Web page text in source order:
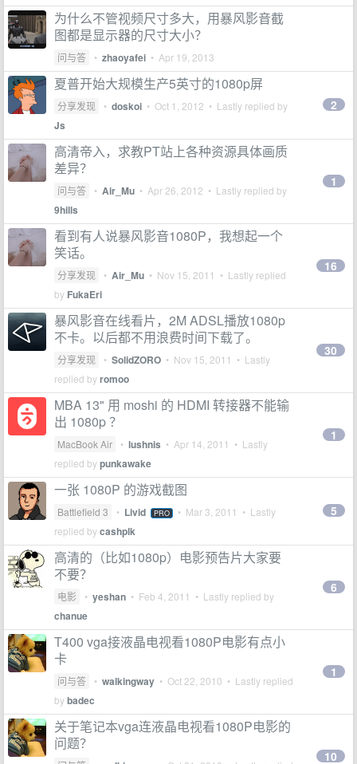
为什么不管视频尺寸多大，用暴风影音截
图都是显示器的尺寸大小？
问与答 • zhaoyafei • Apr 19, 2013
夏普开始大规模生产5英寸的1080p屏
分享发现 • doskoi • Oct 1, 2012 • Lastly replied by
Js
2
高清帝入，求教PT站上各种资源具体画质
差异？
问与答 • Air_Mu • Apr 26, 2012 • Lastly replied by
9hills
1
看到有人说暴风影音1080P，我想起一个
笑话。
分享发现 • Air_Mu • Nov 15, 2011 • Lastly replied
by FukaEri
16
暴风影音在线看片，2M ADSL播放1080p
不卡。以后都不用浪费时间下载了。
分享发现 • SolidZORO • Nov 15, 2011 • Lastly
replied byromoo
30
MBA 13" 用 moshi 的 HDMI 转接器不能输
出 1080p ？
MacBook Air • lushnis • Apr 14, 2011 • Lastly
replied bypunkawake
1
一张 1080P 的游戏截图
Battlefield 3 • Livid PRO • Mar 3, 2011 • Lastly
replied bycashplk
5
高清的（比如1080p）电影预告片大家要
不要？
电影 • yeshan • Feb 4, 2011 • Lastly replied by
chanue
6
T400 vga接液晶电视看1080P电影有点小
卡
问与答 • walkingway • Oct 22, 2010 • Lastly replied
bybadec
1
关于笔记本vga连液晶电视看1080P电影的
问题？
10